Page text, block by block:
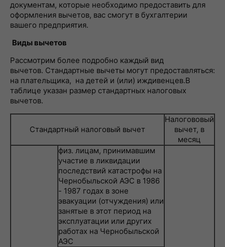
документам, которые необходимо предоставить для
оформления вычетов, вас смогут в бухгалтерии
вашего предприятия.
Виды вычетов
Рассмотрим более подробно каждый вид
вычетов. Стандартные вычеты могут предоставляться:
на плательщика, на детей и (или) иждивенцев.В
таблице указан размер стандартных налоговых
вычетов.
Стандартный налоговый вычет
Налогововый
вычет, в
месяц
физ. лицам, принимавшим
участие в ликвидации
последствий катастрофы на
Чернобыльской АЭС в 1986
- 1987 годах в зоне
эвакуации (отчуждения) или
занятые в этот период на
эксплуатации или других
работах на Чернобыльской
АЭС